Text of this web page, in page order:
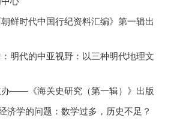
鲜时代中国行纪资料汇编》第一辑出
明代的中亚视野：以三种明代地理文
办——《海关史研究（第一辑）》出版
济学的问题：数学过多，历史不足？